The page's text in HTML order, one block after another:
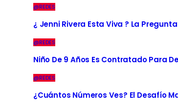
@REDES
¿ Jenni Rivera Esta Viva ? La
@REDES
Niño De 9 Años Es Contratado Para
@REDES
¿Cuántos Números Ves? El Desafío